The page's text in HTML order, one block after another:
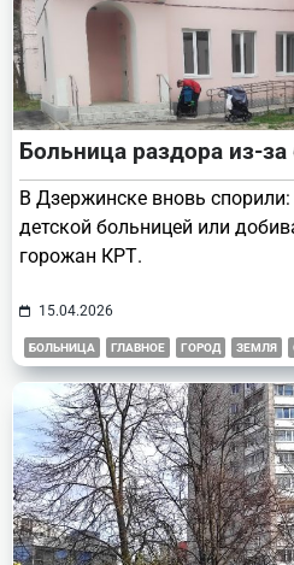
Больница раздора из-
В Дзержинске вновь
детской больницей или
горожан КРТ.
15.04.2026
БОЛЬНИЦА ГЛАВНОЕ ГОРОД ЗЕМЛЯ